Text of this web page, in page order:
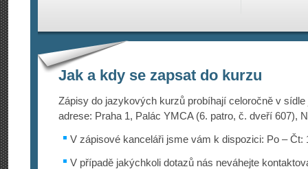
Jak a kdy se zapsat do kurzu
Zápisy do jazykových kurzů probíhají celoročně v
adrese: Praha 1, Palác YMCA (6. patro, č. dveří 607),
V zápisové kanceláři jsme vám k dispozici: Po – Čt:
V případě jakýchkoli dotazů nás neváhejte